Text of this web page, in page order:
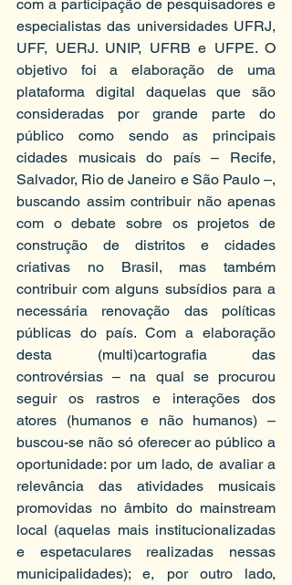
com a participação de pesquisadores e
especialistas das universidades UFRJ,
UFF, UERJ. UNIP, UFRB e UFPE. O
objetivo foi a elaboração de uma
plataforma digital daquelas que são
consideradas por grande parte do
público como sendo as principais
cidades musicais do país – Recife,
Salvador, Rio de Janeiro e São Paulo –,
buscando assim contribuir não apenas
com o debate sobre os projetos de
construção de distritos e cidades
criativas no Brasil, mas também
contribuir com alguns subsídios para a
necessária renovação das políticas
públicas do país. Com a elaboração
desta (multi)cartografia das
controvérsias – na qual se procurou
seguir os rastros e interações dos
atores (humanos e não humanos) –
buscou-se não só oferecer ao público a
oportunidade: por um lado, de avaliar a
relevância das atividades musicais
promovidas no âmbito do mainstream
local (aquelas mais institucionalizadas
e espetaculares realizadas nessas
municipalidades); e, por outro lado,